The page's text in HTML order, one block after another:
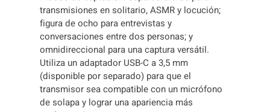
transmisiones en solitario, ASMR y locución;
figura de ocho para entrevistas y
conversaciones entre dos personas; y
omnidireccional para una captura versátil.
Utiliza un adaptador USB-C a 3,5 mm
(disponible por separado) para que el
transmisor sea compatible con un micrófono
de solapa y lograr una apariencia más